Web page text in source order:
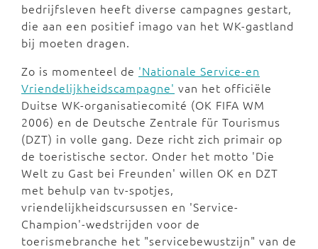
bedrijfsleven heeft diverse campagnes gestart,
die aan een positief imago van het WK-gastland
bij moeten dragen.
Zo is momenteel de 'Nationale Service-en
Vriendelijkheidscampagne' van het officiële
Duitse WK-organisatiecomité (OK FIFA WM
2006) en de Deutsche Zentrale für Tourismus
(DZT) in volle gang. Deze richt zich primair op
de toeristische sector. Onder het motto 'Die
Welt zu Gast bei Freunden' willen OK en DZT
met behulp van tv-spotjes,
vriendelijkheidscursussen en 'Service-
Champion'-wedstrijden voor de
toerismebranche het "servicebewustzijn" van de